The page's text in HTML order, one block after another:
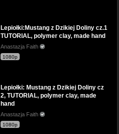
Lepiołki:Mustang z Dzikiej Doliny cz.1
TUTORIAL, polymer clay, made hand
Anastazja Faith
1080p
Lepiołki: Mustang z Dzikiej Doliny cz
2, TUTORIAL, polymer clay, made
hand
Anastazja Faith
1080p